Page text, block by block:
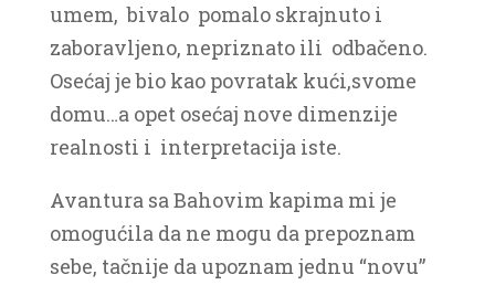
umem, bivalo pomalo skrajnuto i
zaboravljeno, nepriznato ili odbačeno.
Osećaj je bio kao povratak kući,svome
domu…a opet osećaj nove dimenzije
realnosti i interpretacija iste.
Avantura sa Bahovim kapima mi je
omogućila da ne mogu da prepoznam
sebe, tačnije da upoznam jednu “novu”